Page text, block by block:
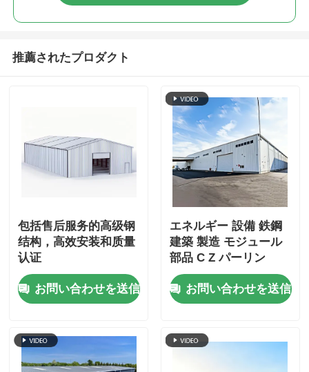
推薦されたプロダクト
包括售后服务的高级钢
结构，高效安装和质量
认证
お問い合わせを送信
エネルギー 設備 鉄鋼
建築 製造 モジュール
部品 C Z パーリン
お問い合わせを送信